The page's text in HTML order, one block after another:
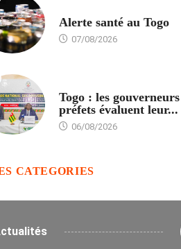
Alerte santé au Togo
07/08/2026
Togo : les
préfets évaluent leur...
06/08/2026
CATEGORIES